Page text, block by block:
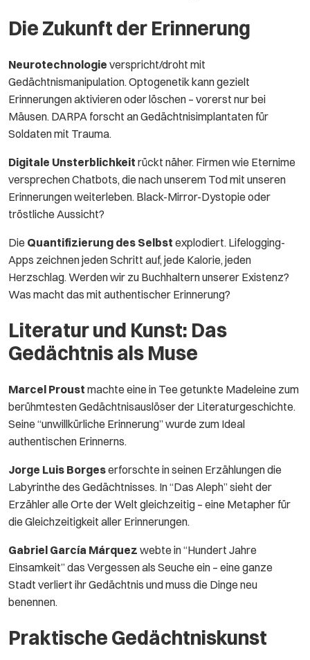
Die Zukunft der Erinnerung
Neurotechnologie verspricht/droht mit
Gedächtnismanipulation. Optogenetik kann gezielt
Erinnerungen aktivieren oder löschen – vorerst nur bei
Mäusen. DARPA forscht an Gedächtnisimplantaten für
Soldaten mit Trauma.
Digitale Unsterblichkeit rückt näher. Firmen wie Eternime
versprechen Chatbots, die nach unserem Tod mit unseren
Erinnerungen weiterleben. Black-Mirror-Dystopie oder
tröstliche Aussicht?
Die Quantifizierung des Selbst explodiert. Lifelogging-
Apps zeichnen jeden Schritt auf, jede Kalorie, jeden
Herzschlag. Werden wir zu Buchhaltern unserer Existenz?
Was macht das mit authentischer Erinnerung?
Literatur und Kunst: Das
Gedächtnis als Muse
Marcel Proust machte eine in Tee getunkte Madeleine zum
berühmtesten Gedächtnisauslöser der Literaturgeschichte.
Seine “unwillkürliche Erinnerung” wurde zum Ideal
authentischen Erinnerns.
Jorge Luis Borgeserforschte in seinen Erzählungen die
Labyrinthe des Gedächtnisses. In “Das Aleph” sieht der
Erzähler alle Orte der Welt gleichzeitig – eine Metapher für
die Gleichzeitigkeit aller Erinnerungen.
Gabriel García Márquez webte in “Hundert Jahre
Einsamkeit” das Vergessen als Seuche ein – eine ganze
Stadt verliert ihr Gedächtnis und muss die Dinge neu
benennen.
Praktische Gedächtniskunst